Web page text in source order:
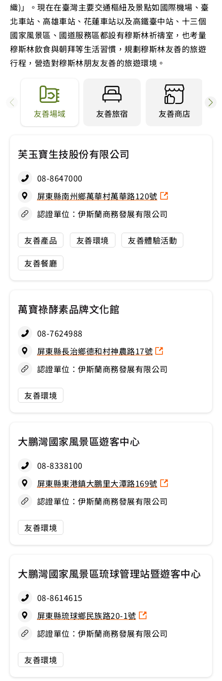
織)」。現在在臺灣主要交通樞紐及景點如國際機場、臺
北車站、高雄車站、花蓮車站以及高鐵臺中站、十三個
國家風景區、國道服務區都設有穆斯林祈禱室，也考量
穆斯林飲食與朝拜等生活習慣，規劃穆斯林友善的旅遊
行程，營造對穆斯林朋友友善的旅遊環境。
友善場域 友善旅宿 友善商店
芙玉寶生技股份有限公司
08-8647000
屏東縣南州鄉萬華村萬華路120號
認證單位：伊斯蘭商務發展有限公司
友善產品 友善環境
友善體驗活動
友善餐廳
萬寶祿酵素品牌文化館
08-7624988
屏東縣長治鄉德和村神農路17號
認證單位：伊斯蘭商務發展有限公司
友善環境
大鵬灣國家風景區遊客中心
08-8338100
屏東縣東港鎮大鵬里大潭路169號
認證單位：伊斯蘭商務發展有限公司
友善環境
大鵬灣國家風景區琉球管理站暨遊客中心
08-8614615
屏東縣琉球鄉民族路20-1號
認證單位：伊斯蘭商務發展有限公司
友善環境